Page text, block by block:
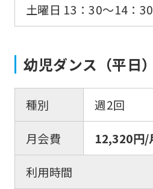
土曜日 13：30〜14：30
幼児ダンス（平日
種別
週2回
月会費
12,320円/
利用時間